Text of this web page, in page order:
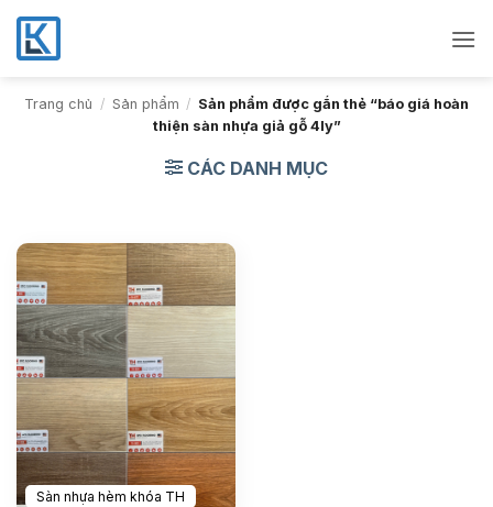
Bỏ
qua
nội
dungTrang chủ / Sản phẩm / Sản phẩm được gắn thẻ “báo giá hoàn
thiện sàn nhựa giả gỗ 4ly”
CÁC DANH MỤC
Sàn nhựa hèm khóa TH